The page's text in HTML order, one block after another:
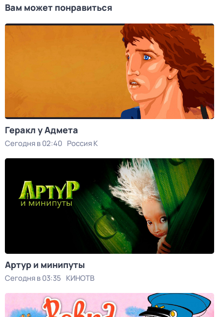
Вам может понравиться
Геракл у Адмета
Сегодня в 02:40 Россия К
Артур и минипуты
Сегодня в 03:35 КИНОТВ